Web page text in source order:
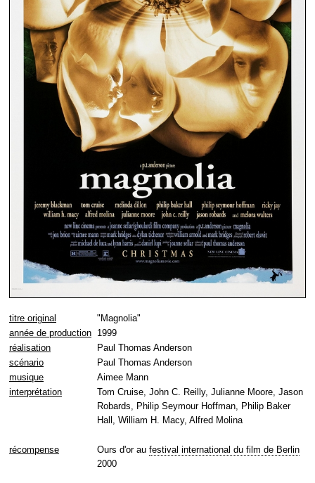
titre original
"Magnolia"
année de production 1999
réalisation
Paul Thomas Anderson
scénario
Paul Thomas Anderson
musique
Aimee Mann
interprétation
Tom Cruise, John C. Reilly, Julianne Moore, Jason
Robards, Philip Seymour Hoffman, Philip Baker
Hall, William H. Macy, Alfred Molina
récompense Ours d'or au festival international du film de Berlin
2000